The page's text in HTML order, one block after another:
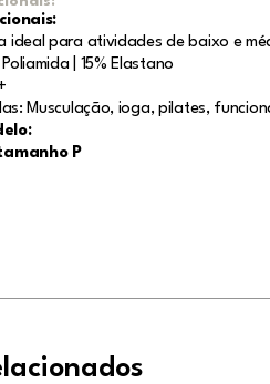
ideal para atividades de baixo e
| 15% Elastano
Musculação, ioga, pilates,
P